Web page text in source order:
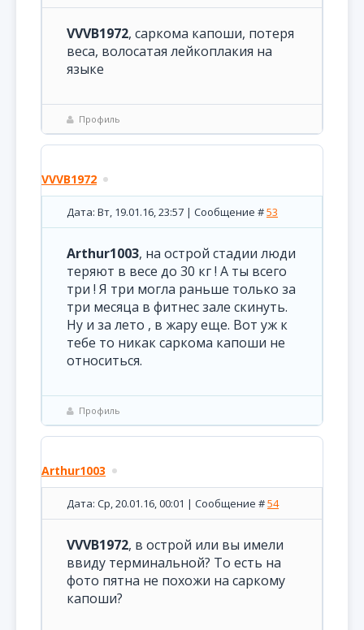
VVVB1972, саркома капоши, потеря
веса, волосатая лейкоплакия на
языке
Профиль
VVVB1972
Дата: Вт, 19.01.16, 23:57 | Сообщение #53
Arthur1003, на острой стадии люди
теряют в весе до 30 кг ! А ты всего
три ! Я три могла раньше только за
три месяца в фитнес зале скинуть.
Ну и за лето , в жару еще. Вот уж к
тебе то никак саркома капоши не
относиться.
Профиль
Arthur1003
Дата: Ср, 20.01.16, 00:01 | Сообщение #54
VVVB1972, в острой или вы имели
ввиду терминальной? То есть на
фото пятна не похожи на саркому
капоши?